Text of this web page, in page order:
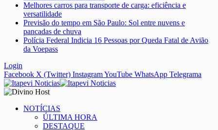
Melhores carros para transporte de carga: eficiência e
versatilidade
Previsão do tempo em São Paulo: Sol entre nuvens e
pancadas de chuva
Polícia Federal Indicia 16 Pessoas por Queda Fatal de Avião
da Voepass
Login
Facebook X (Twitter) InstagramYouTube WhatsApp Telegrama
NOTÍCIAS
ÚLTIMA HORA
DESTAQUE